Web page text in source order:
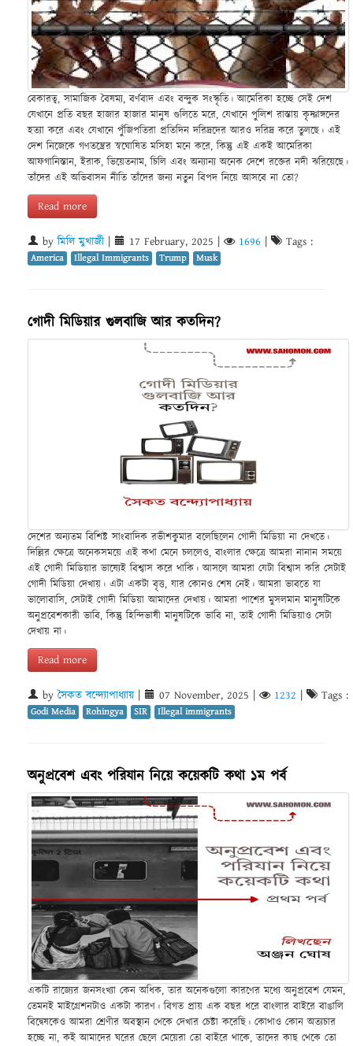
বেকারত্ব, সামাজিক বৈষম্য, বর্ণবাদ এবং বন্দুক সংস্কৃতি। আমেরিকা হচ্ছে সেই দেশ
যেখানে প্রতি বছর হাজার হাজার মানুষ গুলিতে মরে, যেখানে পুলিশ রাস্তায় কৃষ্ণাঙ্গদের
হত্যা করে এবং যেখানে পুঁজিপতিরা প্রতিদিন দরিদ্রদের আরও দরিদ্র করে তুলছে। এই
দেশ নিজেকে গণতন্ত্রের স্বঘোষিত মসিহা মনে করে, কিন্তু এই একই আমেরিকা
আফগানিস্তান, ইরাক, ভিয়েতনাম, চিলি এবং অন্যান্য অনেক দেশে রক্তের নদী ঝরিয়েছে।
তাঁদের এই অভিবাসন নীতি তাঁদের জন্য নতুন বিপদ নিয়ে আসবে না তো?
Read more
byমিলি মুখার্জী 17 February, 2025 1696 Tags :
America Illegal Immigrants Trump Musk
গোদী মিডিয়ার গুলবাজি আর কতদিন?
দেশের অন্যতম বিশিষ্ট সাংবাদিক রভীশকুমার বলেছিলেন গোদী মিডিয়া না দেখতে।
দিল্লির ক্ষেত্রে অনেকসময়ে এই কথা মেনে চললেও, বাংলার ক্ষেত্রে আমরা নানান সময়ে
এই গোদী মিডিয়ার ভাষ্যেই বিশ্বাস করে থাকি। আসলে আমরা যেটা বিশ্বাস করি সেটাই
গোদী মিডিয়া দেখায়। এটা একটা বৃত্ত, যার কোনও শেষ নেই। আমরা ভাবতে যা
ভালোবাসি, সেটাই গোদী মিডিয়া আমাদের দেখায়। আমরা পাশের মুসলমান মানুষটিকে
অনুপ্রবেশকারী ভাবি, কিন্তু হিন্দিভাষী মানুষটিকে ভাবি না, তাই গোদী মিডিয়াও সেটা
দেখায় না।
Read more
by সৈকত বন্দ্যোপাধ্যায় 07 November, 2025 1232 Tags :
Godi Media Rohingya SIR Illegal immigrants
অনুপ্রবেশ এবং পরিযান নিয়ে কয়েকটি কথা ১ম পর্ব
একটি রাজ্যের জনসংখ্যা কেন অধিক, তার অনেকগুলো কারণের মধ্যে অনুপ্রবেশ যেমন,
তেমনই মাইগ্রেশনটাও একটা কারণ। বিগত প্রায় এক বছর ধরে বাংলার বাইরে বাঙালি
বিদ্বেষকেও আমরা শ্রেণীর অবস্থান থেকে দেখার চেষ্টা করেছি। কোথাও কোন অত্যচার
হচ্ছে না, কই আমাদের ঘরের ছেলে মেয়েরা তো বাইরে থাকে, তাদের কাছ থেকে তো